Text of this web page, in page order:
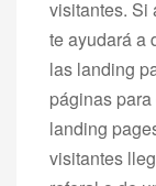
visitantes. Si
te ayudará a
las landing
páginas
landing
visitantes